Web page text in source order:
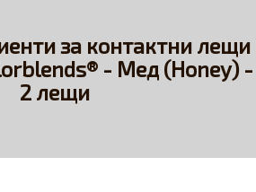
за контактни лещи
- Мед (Honey) -
2 лещи